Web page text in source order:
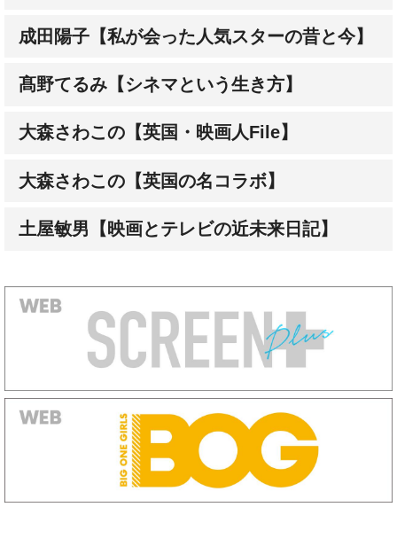
成田陽子【私が会った人気スターの昔と今】
髙野てるみ【シネマという生き方】
大森さわこの【英国・映画人File】
大森さわこの【英国の名コラボ】
土屋敏男【映画とテレビの近未来日記】